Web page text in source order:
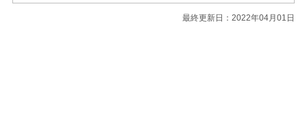
最終更新日：2022年04月01日